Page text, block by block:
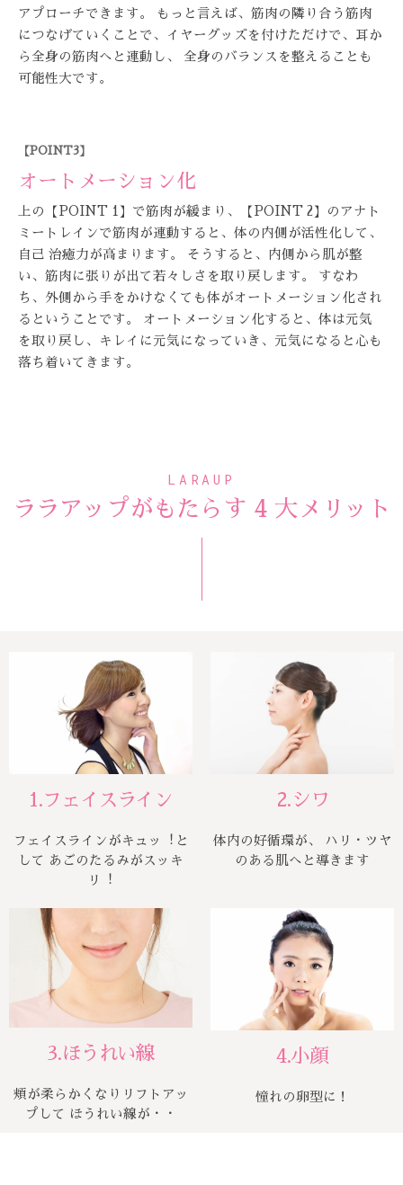
アプローチできます。 もっと言えば、筋肉の隣り合う筋肉
につなげていくことで、イヤーグッズを付けただけで、耳か
ら全身の筋肉へと連動し、 全身のバランスを整えることも
可能性大です。
【POINT3】
オートメーション化
上の【POINT 1】で筋肉が緩まり、【POINT 2】のアナト
ミートレインで筋肉が連動すると、体の内側が活性化して、
自己 治癒力が高まります。 そうすると、内側から肌が整
い、筋肉に張りが出て若々しさを取り戻します。 すなわ
ち、外側から手をかけなくても体がオートメーション化され
るということです。 オートメーション化すると、体は元気
を取り戻し、キレイに元気になっていき、元気になると心も
落ち着いてきます。
LARAUP
ララアップがもたらす 4 大メリット
1.フェイスライン
フェイスラインがキュッ︕と
して あごのたるみがスッキ
リ︕
2.シワ
体内の好循環が、 ハリ・ツヤ
のある肌へと導きます
3.ほうれい線
頬が柔らかくなりリフトアッ
プして ほうれい線が・・
4.小顔
憧れの卵型に！